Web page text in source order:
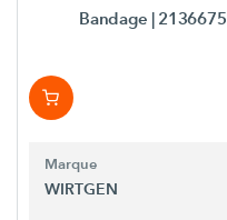
Bandage | 2136675
Marque
WIRTGEN